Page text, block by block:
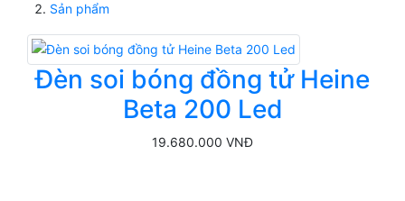
Sản phẩm
Đèn soi bóng đồng tử Heine
Beta 200 Led
19.680.000 VNĐ